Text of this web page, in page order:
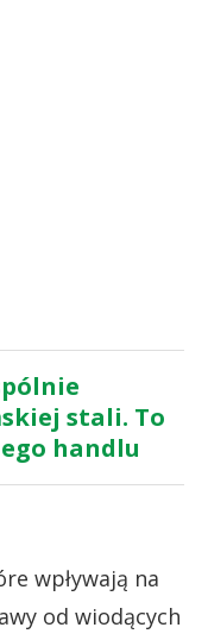
stali. To
handlu
wpływają na
od wiodących